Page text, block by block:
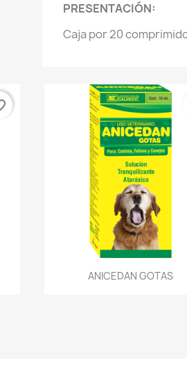
PRESENTACIÓN:
Caja por 20
Vista rápida
ANICEDAN GOTAS